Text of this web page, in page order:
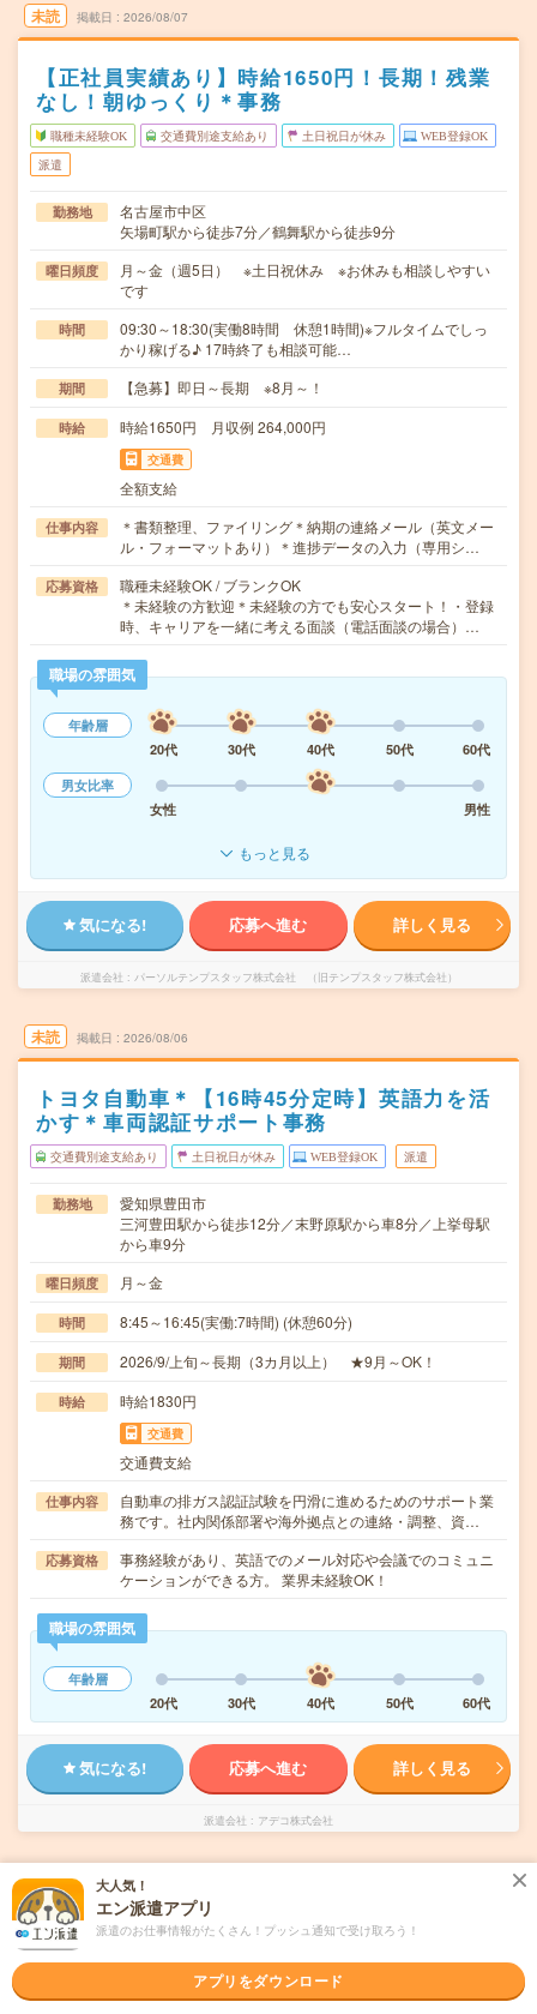
未読 掲載日 2026/08/07
【正社員実績あり】時給1650円！長期！残業
なし！朝ゆっくり＊事務
職種未経験OK 交通費別途支給あり 土日祝日が休み WEB登録OK
派遣
勤務地
名古屋市中区
矢場町駅から徒歩7分／鶴舞駅から徒歩9分
曜日頻度
月～金（週5日） ※土日祝休み ※お休みも相談しやすい
です
時間
09:30～18:30(実働8時間 休憩1時間)※フルタイムでしっ
かり稼げる♪ 17時終了も相談可能…
期間 【急募】即日～長期 ※8月～！
時給 時給1650円 月収例 264,000円
交通費
全額支給
仕事内容
＊書類整理、ファイリング＊納期の連絡メール（英文メー
ル・フォーマットあり）＊進捗データの入力（専用シ…
応募資格
職種未経験OK / ブランクOK
＊未経験の方歓迎＊未経験の方でも安心スタート！・登録
時、キャリアを一緒に考える面談（電話面談の場合）…
職場の雰囲気
年齢層
20代
30代 40代 50代
60代
男女比率
女性
男性
もっと見る
気になる! 応募へ進む 詳しく見る
派遣会社 パーソルテンプスタッフ株式会社 （旧テンプスタッフ株式会社）
未読 掲載日 2026/08/06
トヨタ自動車＊【16時45分定時】英語力を活
かす＊車両認証サポート事務
交通費別途支給あり 土日祝日が休み WEB登録OK 派遣
勤務地
愛知県豊田市
三河豊田駅から徒歩12分／末野原駅から車8分／上挙母駅
から車9分
曜日頻度 月～金
時間 8:45～16:45(実働:7時間) (休憩60分)
期間 2026/9/上旬～長期（3カ月以上） ★9月～OK！
時給 時給1830円
交通費
交通費支給
仕事内容
自動車の排ガス認証試験を円滑に進めるためのサポート業
務です。社内関係部署や海外拠点との連絡・調整、資…
応募資格
事務経験があり、英語でのメール対応や会議でのコミュニ
ケーションができる方。 業界未経験OK！
職場の雰囲気
年齢層
20代
30代 40代 50代 60代
気になる! 応募へ進む 詳しく見る
派遣会社 アデコ株式会社
未読 掲載日 2026/08/06
トヨタ自動車＊時給1830円！【英語力を活か
したい方に】翻訳・通訳ありの英文事務
交通費別途支給あり 土日祝日が休み WEB登録OK 派遣
大人気！
エン派遣アプリ
派遣のお仕事情報がたくさん！プッシュ通知で受け取ろう！
アプリをダウンロード